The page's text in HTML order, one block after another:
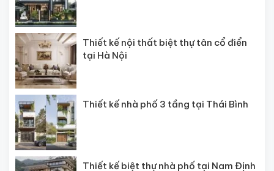
Thiết kế nội thất biệt thự tân cổ điển
tại Hà Nội
Thiết kế nhà phố 3 tầng tại Thái Bình
Thiết kế biệt thự nhà phố tại Nam Định